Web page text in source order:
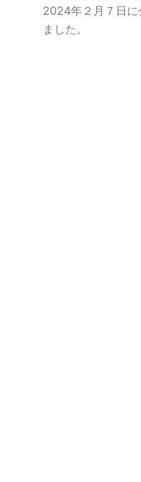
2024年２月７日に
ました。